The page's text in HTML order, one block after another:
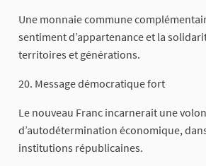
Une monnaie commune
sentiment d’appartenance et la
territoires et générations.
20. Message démocratique fort
Le nouveau Franc incarnerait une
d’autodétermination économique,
institutions républicaines.